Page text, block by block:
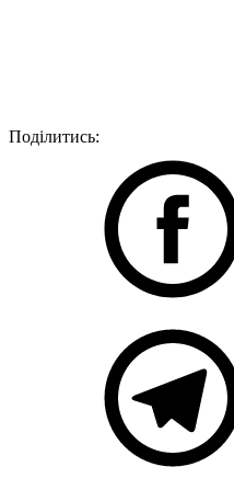
Поділитись: